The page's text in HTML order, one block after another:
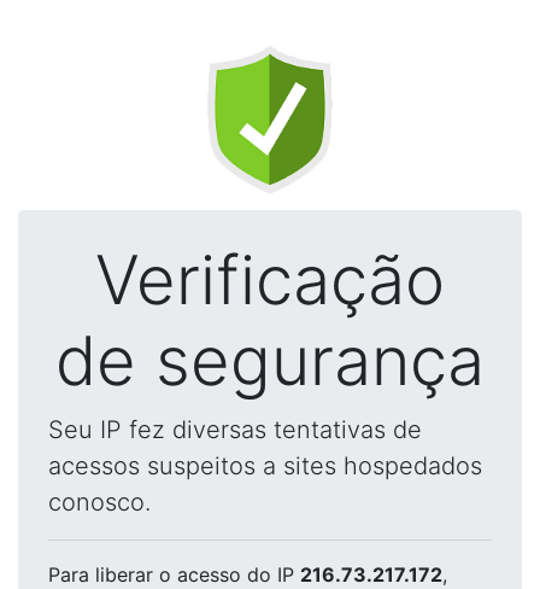
Verificação
de segurança
Seu IP fez diversas tentativas de
acessos suspeitos a sites hospedados
conosco.
Para liberar o acesso do IP 216.73.217.172,